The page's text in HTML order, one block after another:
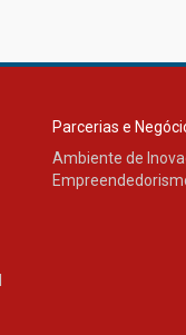
Parcerias e
Ambiente de